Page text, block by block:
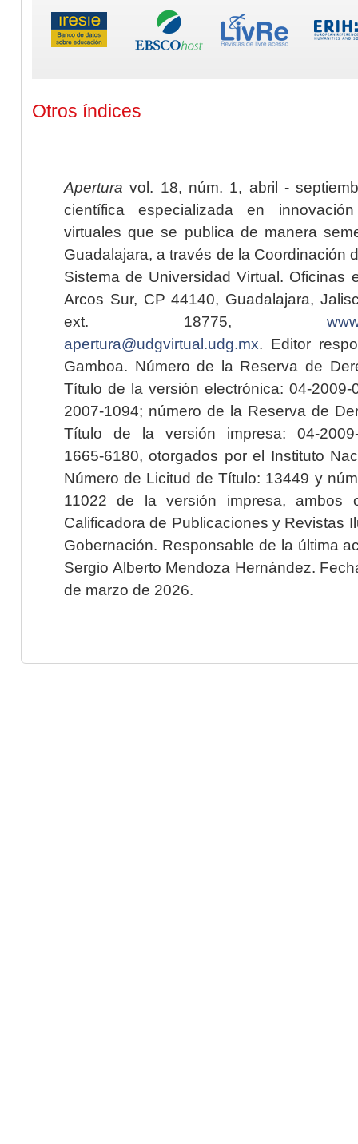
Otros índices
Apertura vol. 18, núm. 1, abril -
científica especializada en
virtuales que se publica de manera
Guadalajara, a través de la Coordinación
Sistema de Universidad Virtual. Oficinas
Arcos Sur, CP 44140, Guadalajara,
ext. 18775,
apertura@udgvirtual.udg.mx. Editor
Gamboa. Número de la Reserva de
Título de la versión electrónica: 04-2009-
2007-1094; número de la Reserva de
Título de la versión impresa: 04-2009-
1665-6180, otorgados por el Instituto
Número de Licitud de Título: 13449 y
11022 de la versión impresa, ambos
Calificadora de Publicaciones y Revistas
Gobernación. Responsable de la última
Sergio Alberto Mendoza Hernández.
de marzo de 2026.